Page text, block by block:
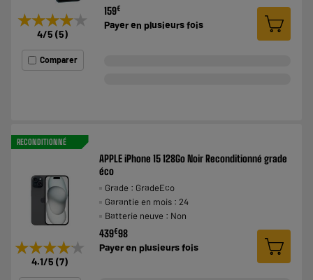
★★★★★
★★★★★
4/5 (5)
Comparer
159€
Payer en plusieurs fois
RECONDITIONNÉ
★★★★★
★★★★★
4.1/5 (7)
APPLE iPhone 15 128Go Noir Reconditionné grade
éco
Grade : GradeEco
Garantie en mois : 24
Batterie neuve : Non
439€98
Payer en plusieurs fois